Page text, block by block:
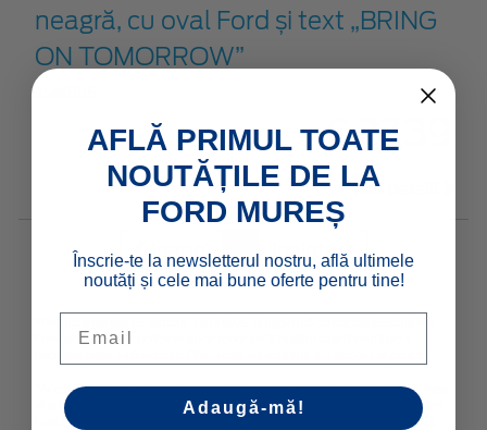
neagră, cu oval Ford și text „BRING
ON TOMORROW”
€ 27,39
Vezi detalii
Inapoi Inainte
Ford pentru costuri suplimentare de montare. Vă rugăm să rețineți că pot fi
*Accesoriile identificate sunt accesorii alese cu grijă de la furnizori terți și pot avea
diferite condiții de garanție, iar detaliile acestora pot fi obținute de la dealerul dvs.
Ford. Denumirea Bluetooth® și logourile sunt proprietatea Bluetooth SIG, Inc. și
AFLĂ PRIMUL TOATE
NOUTĂȚILE DE LA
FORD MUREȘ
Înscrie-te la newsletterul nostru, află ultimele
noutăți și cele mai bune oferte pentru tine!
Adaugă-mă!